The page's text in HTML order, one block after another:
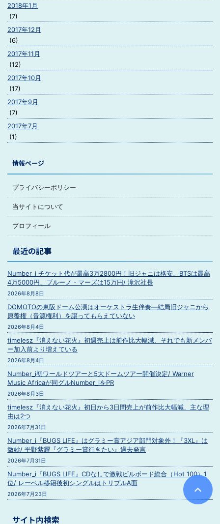
2018年1月
(7)
2017年12月
(6)
2017年11月
(12)
2017年10月
(17)
2017年9月
(7)
2017年7月
(1)
情報ページ
プライバシーポリシー
当サイトについて
プロフィール
最近の記事
Number_i チケット代が最高3万2800円！旧ジャニは格安、BTSは最高
4万5000円、ブルーノ・マーズは15万円/ 滝沢社長
2026年8月8日
DOMOTOの東阪ドーム公演はオーケストラ生伴奏―結局旧ジャニから
原盤権（音源権利）を譲ってもらえていない
2026年8月4日
timelesz『消えない花火』初週売上は前作比大幅減、それでも新メンバ
ー加入前より増えている
2026年8月4日
Number_i初ワールドツアーと5大ドームツアー開催決定/ Warner
Music Africaが同グルNumber_iをPR
2026年8月3日
timelesz『消えない花火』初日から3日間売上が前作比大幅減、主な理
由は2つ
2026年7月31日
Number_i『BUGS LIFE』はグラミー賞アジア部門対象外！『3XL』は
微妙/ 平野紫耀『グラミー賞行きたい』過去発言
2026年7月31日
Number_i『BUGS LIFE』CDなしで激戦ビルボード総合（Hot 100）1
位/ レーベル移籍後初シングルはトリプルA面
2026年7月23日
サイト内検索